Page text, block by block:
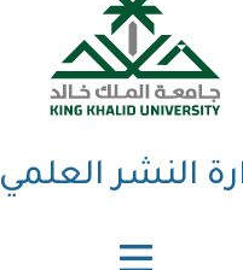
النشر العلمي